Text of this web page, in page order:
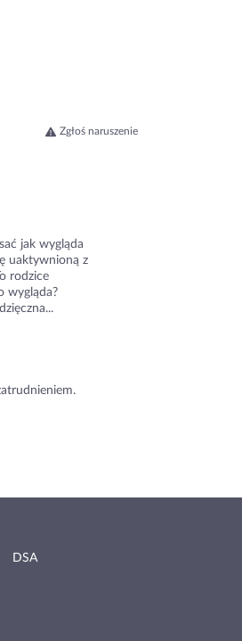
Zgłoś naruszenie
jak wygląda
uaktywnioną z
rodzice
wygląda?
DSA